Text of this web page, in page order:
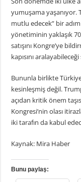
yumuşama yaşanıyor.
mutlu edecek” bir
yönetiminin yaklaşık
satışını Kongre’ye
kapısını
Bununla birlikte
kesinleşmiş değil.
açıdan kritik önem
Kongresi’nin olası
iki tarafın da kabul
Kaynak: Mira Haber
Bunu paylaş: